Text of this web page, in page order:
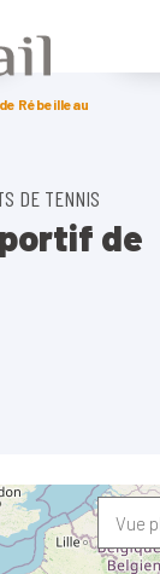
Rébeilleau
DE TENNIS
de